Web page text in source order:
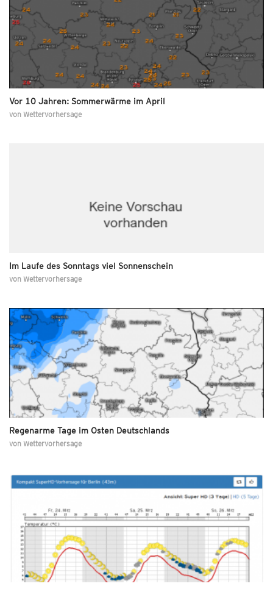
Vor 10 Jahren: Sommerwärme im April
von Wettervorhersage
Im Laufe des Sonntags viel Sonnenschein
von Wettervorhersage
Regenarme Tage im Osten Deutschlands
von Wettervorhersage